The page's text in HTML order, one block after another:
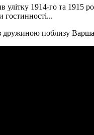
улітку 1914-го та 1915
гостинності...
дружиною поблизу